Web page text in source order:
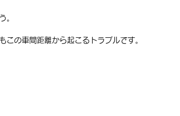
。
この車間距離から起こるトラブルです。